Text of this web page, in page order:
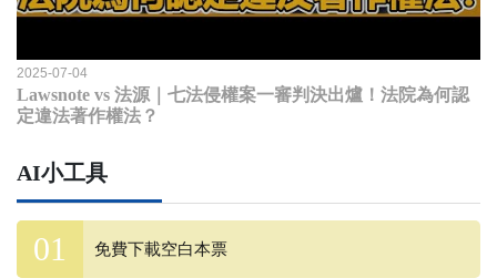
2025-07-04
Lawsnote vs 法源｜七法侵權案一審判決出爐！法院為何認
定違法著作權法？
AI小工具
免費下載空白本票